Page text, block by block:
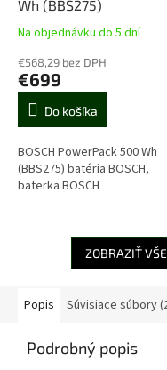
M
Wh (BBS275)
Na objednávku do 5 dní
€568,29 bez DPH
€699
Do košíka
BOSCH PowerPack 500 Wh
(BBS275) batéria BOSCH,
baterka BOSCH
ZOBRAZIŤ
Popis Súvisiace súbory
Podrobný popis